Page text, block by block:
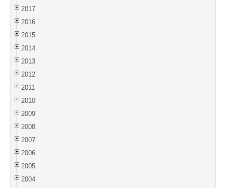
2017
2016
2015
2014
2013
2012
2011
2010
2009
2008
2007
2006
2005
2004